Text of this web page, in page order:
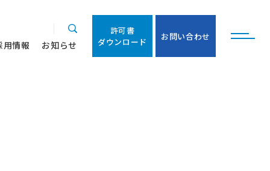
お問い合わせ
許
許
可
可
書
書
ダ
ダ
ウ
ウ
ン
ン
ロ
ロ
ー
ー
ド
ド
用情報
お知らせ